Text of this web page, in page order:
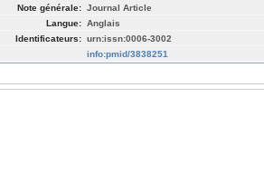
Note générale: Journal Article
Langue: Anglais
Identificateurs: urn:issn:0006-3002
info:pmid/3838251